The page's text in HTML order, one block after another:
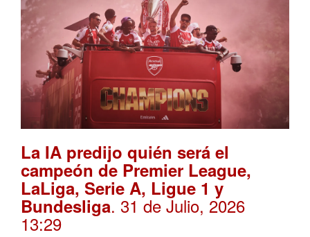
La IA predijo quién será el
campeón de Premier League,
LaLiga, Serie A, Ligue 1 y
Bundesliga. 31 de Julio, 2026
13:29